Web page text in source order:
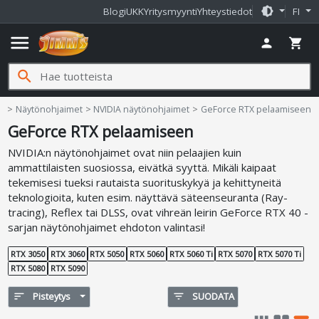
BlogiUKKYritysmyyntiYhteystiedot brightness_medium FI
menu person shopping_cart
search
Näytönohjaimet NVIDIA näytönohjaimet GeForce RTX pelaamiseen
GeForce RTX pelaamiseen
NVIDIA:n näytönohjaimet ovat niin pelaajien kuin
ammattilaisten suosiossa, eivätkä syyttä. Mikäli kaipaat
tekemisesi tueksi rautaista suorituskykyä ja kehittyneitä
teknologioita, kuten esim. näyttävä säteenseuranta (Ray-
tracing), Reflex tai DLSS, ovat vihreän leirin GeForce RTX 40 -
sarjan näytönohjaimet ehdoton valintasi!
RTX 3050 RTX 3060 RTX 5050 RTX 5060 RTX 5060 Ti RTX 5070 RTX 5070 Ti
RTX 5080 RTX 5090
sort Pisteytys filter_list SUODATA